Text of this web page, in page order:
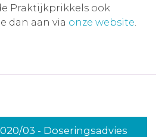
Praktijkprikkels ook
dan aan via onze website.
03 - Doseringsadvies